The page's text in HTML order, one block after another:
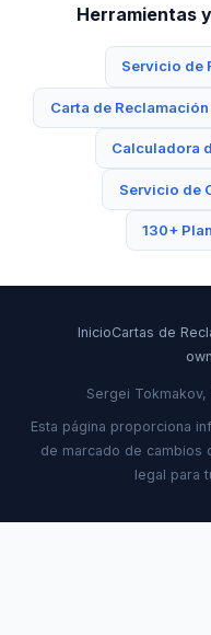
Herramientas
Servicio de
Carta de
Calculadora
Servicio de
130+
InicioCartas de
Sergei Tokmakov,
Esta página proporciona
de marcado de cambios
legal para